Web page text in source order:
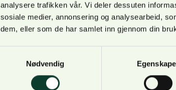
analysere trafikken vår. Vi deler dessuten
sosiale medier, annonsering og analysearbeid,
dem, eller som de har samlet inn gjennom din
Nødvendig
velger å avvente, øker risikoen for at
Løvenskiold, næringspolitisk sjef i
Viktig dokumentasjon